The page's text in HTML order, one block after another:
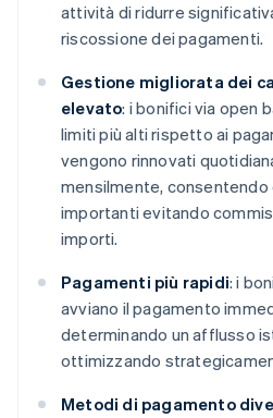
attività di ridurre
riscossione dei pagamenti.
Gestione migliorata dei
elevato: i bonifici via open
limiti più alti rispetto ai
vengono rinnovati
mensilmente,
importanti evitando
importi.
Pagamenti più rapidi: i
avviano il pagamento
determinando un afflusso
ottimizzando
Metodi di pagamento